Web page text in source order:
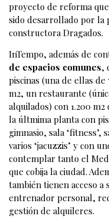
proyecto de reforma
sido desarrollado por la
constructora Dragados.
InTempo, además de
de espacios comunes,
piscinas (una de ellas
m2, un restaurante
alquilados) con 1.200
la últmima planta con
gimnasio, sala ‘fitness’,
varios ‘jacuzzis’ y con
contemplar tanto el
que cobija la ciudad.
también tienen acceso
entrenador personal,
gestión de alquileres.